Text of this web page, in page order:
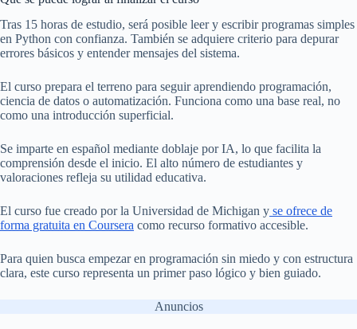
Tras 15 horas de estudio, será posible leer y escribir programas simples
en Python con confianza. También se adquiere criterio para depurar
errores básicos y entender mensajes del sistema.
El curso prepara el terreno para seguir aprendiendo programación,
ciencia de datos o automatización. Funciona como una base real, no
como una introducción superficial.
Se imparte en español mediante doblaje por IA, lo que facilita la
comprensión desde el inicio. El alto número de estudiantes y
valoraciones refleja su utilidad educativa.
El curso fue creado por la Universidad de Michigan y se ofrece de
forma gratuita en Coursera como recurso formativo accesible.
Para quien busca empezar en programación sin miedo y con estructura
clara, este curso representa un primer paso lógico y bien guiado.
Anuncios